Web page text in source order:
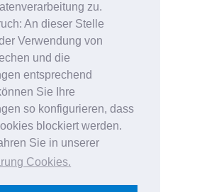
zu.
An dieser Stelle
Verwendung von
und die
entsprechend
Sie Ihre
so konfigurieren, dass
blockiert werden.
Sie in unserer
Cookies.